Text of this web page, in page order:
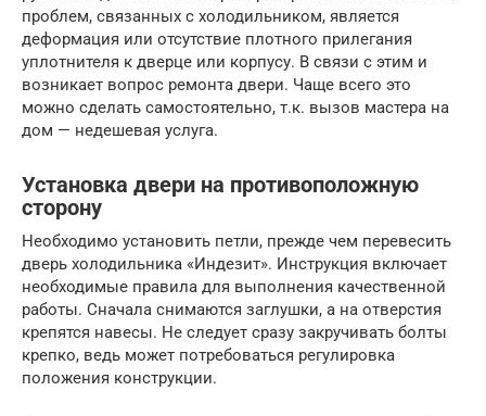
проблем, связанных с холодильником, является
деформация или отсутствие плотного прилегания
уплотнителя к дверце или корпусу. В связи с этим и
возникает вопрос ремонта двери. Чаще всего это
можно сделать самостоятельно, т.к. вызов мастера на
дом — недешевая услуга.
Установка двери на противоположную
сторону
Необходимо установить петли, прежде чем перевесить
дверь холодильника «Индезит». Инструкция включает
необходимые правила для выполнения качественной
работы. Сначала снимаются заглушки, а на отверстия
крепятся навесы. Не следует сразу закручивать болты
крепко, ведь может потребоваться регулировка
положения конструкции.